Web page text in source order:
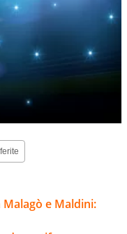
e Maldini: